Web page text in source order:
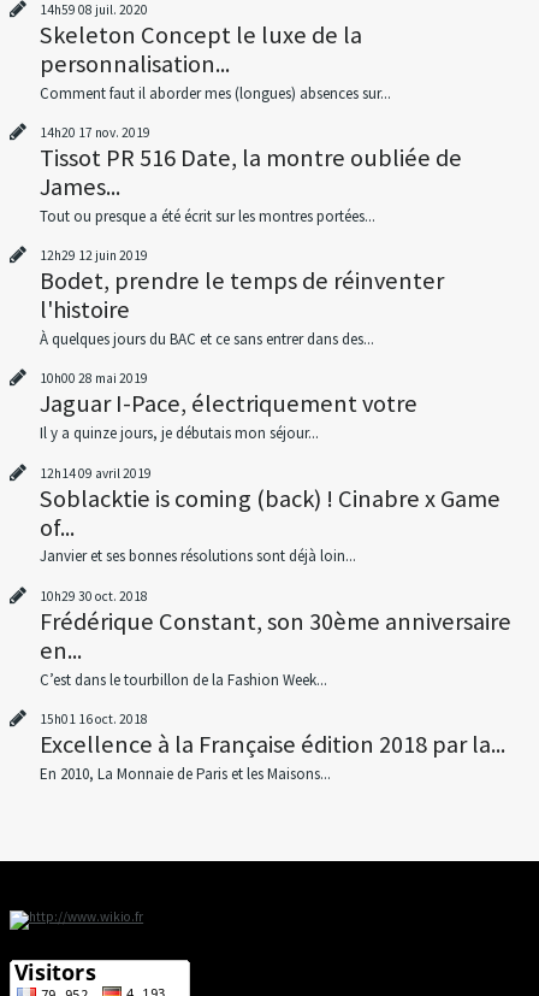
14h59 08 juil. 2020
Skeleton Concept le luxe de la
personnalisation...
Comment faut il aborder mes (longues) absences sur...
14h20 17 nov. 2019
Tissot PR 516 Date, la montre oubliée de
James...
Tout ou presque a été écrit sur les montres portées...
12h29 12 juin 2019
Bodet, prendre le temps de réinventer
l'histoire
À quelques jours du BAC et ce sans entrer dans des...
10h00 28 mai 2019
Jaguar I-Pace, électriquement votre
Il y a quinze jours, je débutais mon séjour...
12h1409 avril 2019
Soblacktie is coming (back) ! Cinabre x Game
of...
Janvier et ses bonnes résolutions sont déjà loin...
10h29 30 oct. 2018
Frédérique Constant, son 30ème anniversaire
en...
C’est dans le tourbillon de la Fashion Week...
15h01 16oct. 2018
Excellence à la Française édition 2018 par la...
En 2010, La Monnaie de Paris et les Maisons...